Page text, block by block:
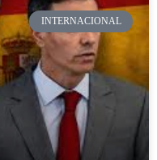
INTERNACIONAL